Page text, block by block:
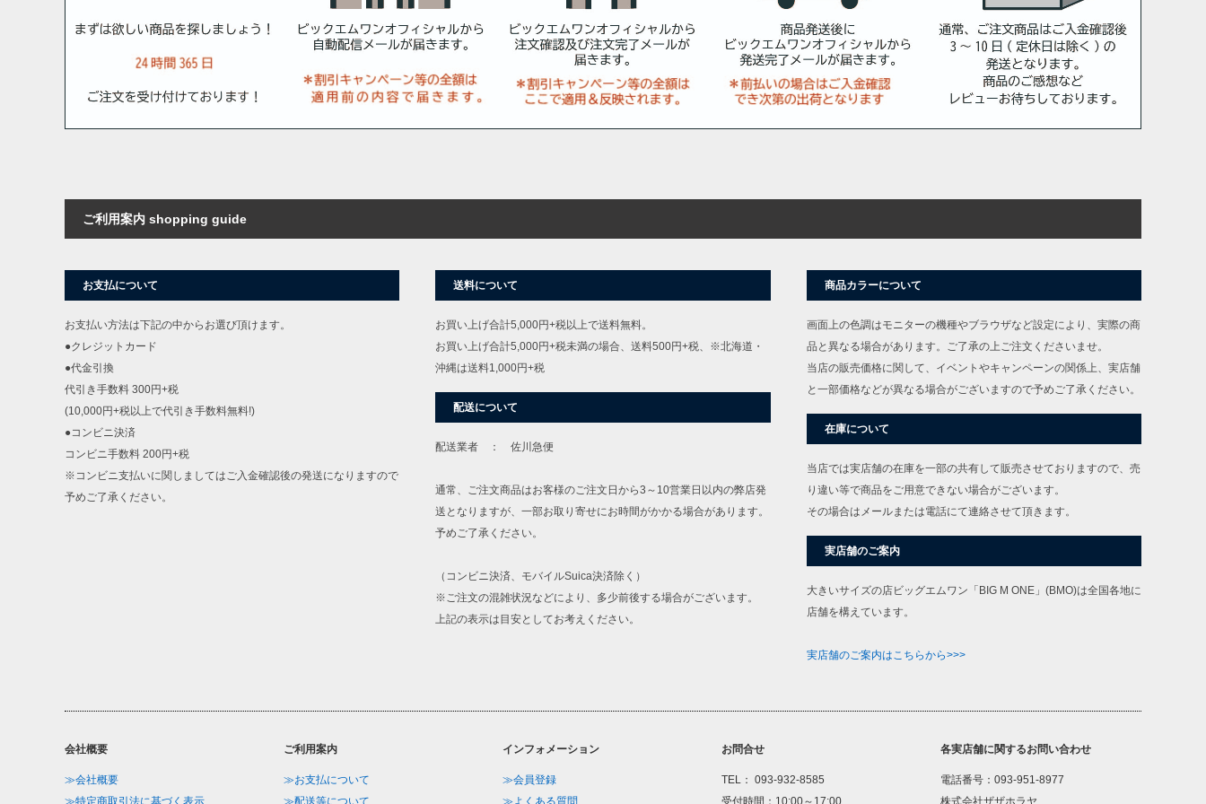
ご利用案内 shopping guide
お支払について
お支払い方法は下記の中からお選び頂けます。
●クレジットカード
●代金引換
代引き手数料 300円+税
(10,000円+税以上で代引き手数料無料!)
●コンビニ決済
コンビニ手数料 200円+税
※コンビニ支払いに関しましてはご入金確認後の発送になりますので
予めご了承ください。
送料について
お買い上げ合計5,000円+税以上で送料無料。
お買い上げ合計5,000円+税未満の場合、送料500円+税、※北海道・
沖縄は送料1,000円+税
配送について
配送業者 ： 佐川急便
通常、ご注文商品はお客様のご注文日から3～10営業日以内の弊店発
送となりますが、一部お取り寄せにお時間がかかる場合があります。
予めご了承ください。
（コンビニ決済、モバイルSuica決済除く）
※ご注文の混雑状況などにより、多少前後する場合がございます。
上記の表示は目安としてお考えください。
商品カラーについて
画面上の色調はモニターの機種やブラウザなど設定により、実際の商
品と異なる場合があります。ご了承の上ご注文くださいませ。
当店の販売価格に関して、イベントやキャンペーンの関係上、実店舗
と一部価格などが異なる場合がございますので予めご了承ください。
在庫について
当店では実店舗の在庫を一部の共有して販売させておりますので、売
り違い等で商品をご用意できない場合がございます。
その場合はメールまたは電話にて連絡させて頂きます。
実店舗のご案内
大きいサイズの店ビッグエムワン「BIG M ONE」(BMO)は全国各地に
店舗を構えています。
実店舗のご案内はこちらから>>>
会社概要
≫会社概要
≫特定商取引法に基づく表示
ご利用案内
≫お支払について
≫配送等について
インフォメーション
≫会員登録
≫よくある質問
お問合せ
TEL： 093-932-8585
受付時間：10:00～17:00
各実店舗に関するお問い合わせ
電話番号：093-951-8977
株式会社ザザホラヤ